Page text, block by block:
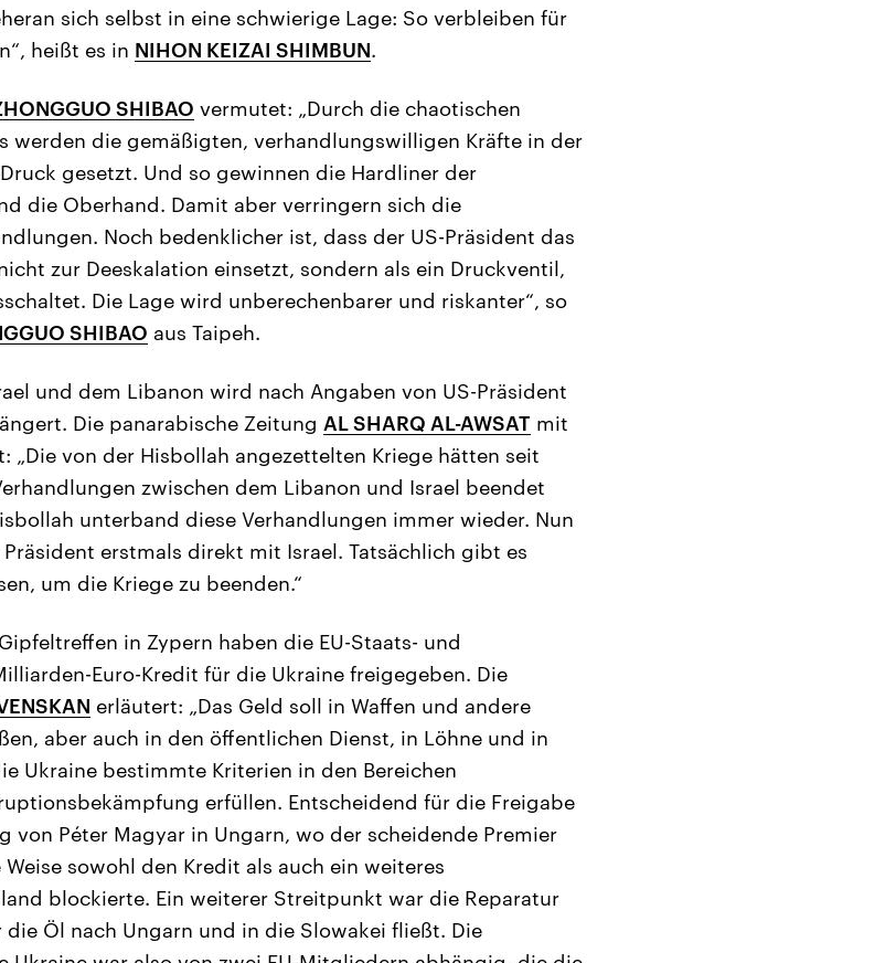
sich selbst in eine schwierige Lage: So verbleiben für
heißt es in NIHON KEIZAI SHIMBUN.
SHIBAO vermutet: „Durch die chaotischen
werden die gemäßigten, verhandlungswilligen Kräfte in der
gesetzt. Und so gewinnen die Hardliner der
die Oberhand. Damit aber verringern sich die
Noch bedenklicher ist, dass der US-Präsident das
zur Deeskalation einsetzt, sondern als ein Druckventil,
Die Lage wird unberechenbarer und riskanter“, so
SHIBAO aus Taipeh.
und dem Libanon wird nach Angaben von US-Präsident
Die panarabische Zeitung AL SHARQ AL-AWSAT mit
„Die von der Hisbollah angezettelten Kriege hätten seit
zwischen dem Libanon und Israel beendet
unterband diese Verhandlungen immer wieder. Nun
erstmals direkt mit Israel. Tatsächlich gibt es
um die Kriege zu beenden.“
in Zypern haben die EU-Staats- und
Euro-Kredit für die Ukraine freigegeben. Die
erläutert: „Das Geld soll in Waffen und andere
aber auch in den öffentlichen Dienst, in Löhne und in
Ukraine bestimmte Kriterien in den Bereichen
erfüllen. Entscheidend für die Freigabe
von Péter Magyar in Ungarn, wo der scheidende Premier
sowohl den Kredit als auch ein weiteres
blockierte. Ein weiterer Streitpunkt war die Reparatur
Öl nach Ungarn und in die Slowakei fließt. Die